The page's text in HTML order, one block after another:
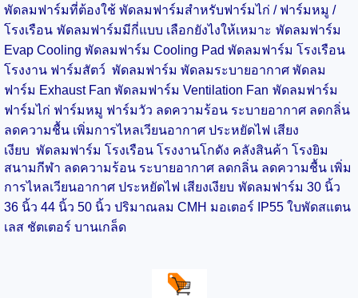
พัดลมฟาร์มที่ต้องใช้ พัดลมฟาร์มสำหรับฟาร์มไก่ / ฟาร์มหมู /
โรงเรือน พัดลมฟาร์มมีกี่แบบ เลือกยังไงให้เหมาะ พัดลมฟาร์ม
Evap Cooling พัดลมฟาร์ม Cooling Pad พัดลมฟาร์ม โรงเรือน
โรงงาน ฟาร์มสัตว์ พัดลมฟาร์ม พัดลมระบายอากาศ พัดลม
ฟาร์ม Exhaust Fan พัดลมฟาร์ม Ventilation Fan พัดลมฟาร์ม
ฟาร์มไก่ ฟาร์มหมู ฟาร์มวัว ลดความร้อน ระบายอากาศ ลดกลิ่น
ลดความชื้น เพิ่มการไหลเวียนอากาศ ประหยัดไฟ เสียง
เงียบ พัดลมฟาร์ม โรงเรือน โรงงานโกดัง คลังสินค้า โรงยิม
สนามกีฬา ลดความร้อน ระบายอากาศ ลดกลิ่น ลดความชื้น เพิ่ม
การไหลเวียนอากาศ ประหยัดไฟ เสียงเงียบ พัดลมฟาร์ม 30 นิ้ว
36 นิ้ว 44 นิ้ว 50 นิ้ว ปริมาณลม CMH มอเตอร์ IP55 ใบพัดสแตน
เลส ชัตเตอร์ บานเกล็ด